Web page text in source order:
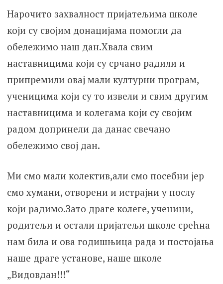
Нарочито захвалност пријатељима школе
који су својим донацијама помогли да
обележимо наш дан.Хвала свим
наставницима који су срчано радили и
припремили овај мали културни програм,
ученицима који су то извели и свим другим
наставницима и колегама који су својим
радом допринели да данас свечано
обележимо свој дан.
Ми смо мали колектив,али смо посебни јер
смо хумани, отворени и истрајни у послу
који радимо.Зато драге колеге, ученици,
родитељи и остали пријатељи школе срећна
нам била и ова годишњица рада и постојања
наше драге установе, наше школе
„Видовдан!!!“